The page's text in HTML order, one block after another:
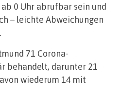
0 Uhr abrufbar sein und
– leichte Abweichungen
71 Corona-
behandelt, darunter 21
wiederum 14 mit